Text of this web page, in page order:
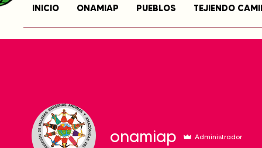
INICIO ONAMIAP PUEBLOS TEJIENDO
onamiap Administrador